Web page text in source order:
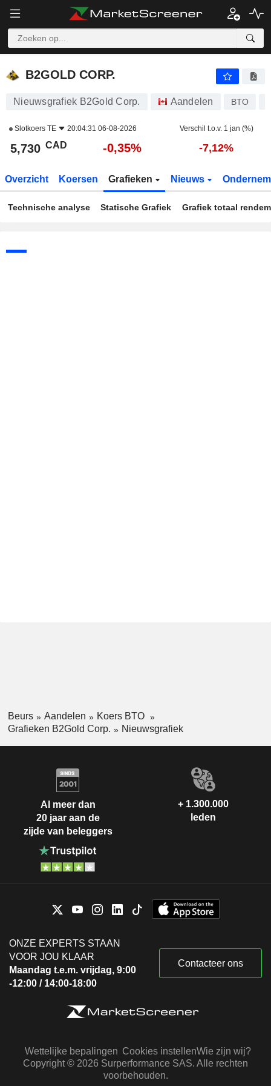
B2GOLD CORP.
B2GOLD CORP.
Nieuwsgrafiek B2Gold Corp. Aandelen BTO
Slotkoers TE 20:04:31 06-08-2026 Verschil t.o.v. 1 jan (%)
5,730 CAD -0,35% -7,12%
Overzicht Koersen Grafieken Nieuws
Technische analyse Statische Grafiek Grafiek totaal
Beurs Aandelen
Koers BTO
Grafieken B2Gold Corp.
Nieuwsgrafiek
Al meer dan
20 jaar aan de
zijde van beleggers
+ 1.300.000
leden
ONZE EXPERTS STAAN
VOOR JOU KLAAR
Maandag t.e.m. vrijdag, 9:00
-12:00 / 14:00-18:00
Contacteer ons
Wettelijke bepalingen Cookies instellenWie zijn wij?
Copyright © 2026 Surperformance SAS. Alle rechten
voorbehouden.